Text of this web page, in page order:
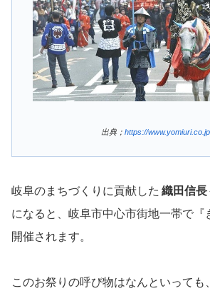
出典； https://www.yomiuri.co.jp
岐阜のまちづくりに貢献した 織田信長
になると、岐阜市中心市街地一帯で『
開催されます。
このお祭りの呼び物はなんといっても